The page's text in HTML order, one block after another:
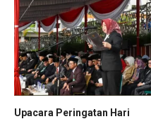
Upacara Peringatan Hari